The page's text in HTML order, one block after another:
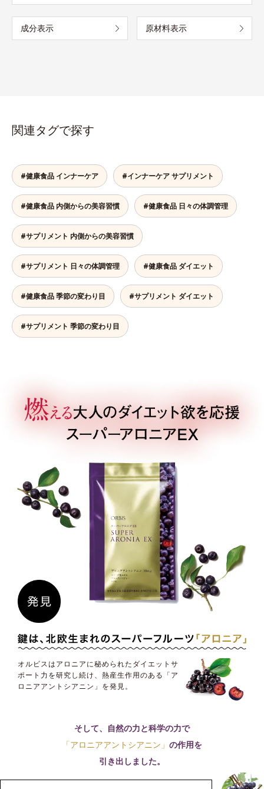
成分表示 原材料表示
関連タグで探す
#健康食品 インナーケア #インナーケア サプリメント
#健康食品 内側からの美容習慣 #健康食品 日々の体調管理
#サプリメント 内側からの美容習慣
#サプリメント 日々の体調管理 #健康食品 ダイエット
#健康食品 季節の変わり目 #サプリメント ダイエット
#サプリメント 季節の変わり目
オルビスはアロニアに秘められたダイエットサ
ポート力を研究し続け、熱産生作用のある「ア
ロニアアントシアニン」を発見。
そして、自然の力と科学の力で
「アロニアアントシアニン」 の作用を
引き出しました。